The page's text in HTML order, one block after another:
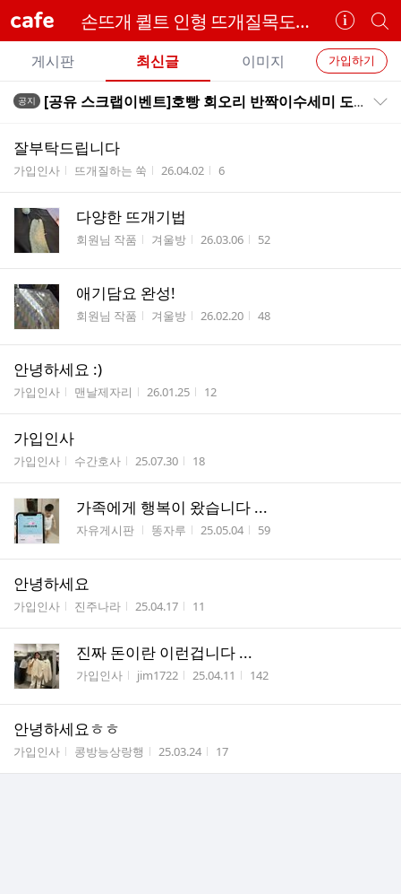
cafe 손뜨개 퀼트 인형 뜨개질목도리 패턴도안 아미구루미 스마일러브
카
페
정
보
보
기
개
별
카
페
검
카
페
메
뉴
가입하기
게시판 최신글 이미지
전
글
트
공지 [공유 스크랩이벤트]호빵 회오리 반짝이수세미 도안/회오리반짝이수세미/에코스토리 반짝이로 제작/호빵수세미도안/회오리수세미도안
잘부탁드립니다
게시판명
가입인사 작성자
뜨개질하는 쑥 작성시간
26.04.02 조회수
6
다양한 뜨개기법
게시판명
회원님 작품 작성자
겨울방 작성시간
26.03.06 조회수
52
애기담요 완성!
게시판명
회원님 작품 작성자
겨울방 작성시간
26.02.20 조회수
48
안녕하세요 :)
게시판명
가입인사 작성자
맨날제자리 작성시간
26.01.25 조회수
12
가입인사
게시판명
가입인사 작성자
수간호사 작성시간
25.07.30 조회수
18
가족에게 행복이 왔습니다 ...
게시판명
자유게시판 작성자
똥자루 작성시간
25.05.04 조회수
59
안녕하세요
게시판명
가입인사 작성자
진주나라 작성시간
25.04.17 조회수
11
진짜 돈이란 이런겁니다 ...
게시판명
가입인사 작성자
jim1722 작성시간
25.04.11 조회수
142
안녕하세요ㅎㅎ
게시판명
가입인사 작성자
콩방능상랑행 작성시간
25.03.24 조회수
17